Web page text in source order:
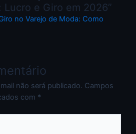
Lucro e Giro em 2026”
no Varejo de Moda: Como
não será publicado. Campos
com *